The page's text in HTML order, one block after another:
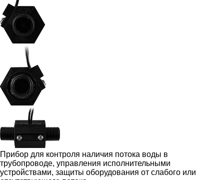
Прибор для контроля наличия потока воды в
трубопроводе, управления исполнительными
устройствами, защиты оборудования от слабого или